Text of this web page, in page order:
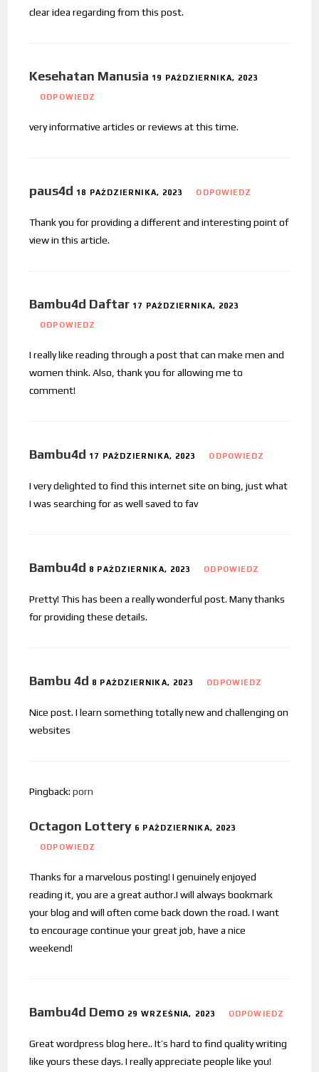
clear idea regarding from this post.
Kesehatan Manusia 19 PAŹDZIERNIKA, 2023
ODPOWIEDZ
very informative articles or reviews at this time.
paus4d 18 PAŹDZIERNIKA, 2023 ODPOWIEDZ
Thank you for providing a different and interesting point of
view in this article.
Bambu4d Daftar 17 PAŹDZIERNIKA, 2023
ODPOWIEDZ
I really like reading through a post that can make men and
women think. Also, thank you for allowing me to
comment!
Bambu4d 17 PAŹDZIERNIKA, 2023 ODPOWIEDZ
I very delighted to find this internet site on bing, just what
I was searching for as well saved to fav
Bambu4d 8 PAŹDZIERNIKA, 2023 ODPOWIEDZ
Pretty! This has been a really wonderful post. Many thanks
for providing these details.
Bambu 4d 8 PAŹDZIERNIKA, 2023 ODPOWIEDZ
Nice post. I learn something totally new and challenging on
websites
Pingback:porn
Octagon Lottery 6 PAŹDZIERNIKA, 2023
ODPOWIEDZ
Thanks for a marvelous posting! I genuinely enjoyed
reading it, you are a great author.I will always bookmark
your blog and will often come back down the road. I want
to encourage continue your great job, have a nice
weekend!
Bambu4d Demo 29 WRZEŚNIA, 2023 ODPOWIEDZ
Great wordpress blog here.. It’s hard to find quality writing
like yours these days. I really appreciate people like you!